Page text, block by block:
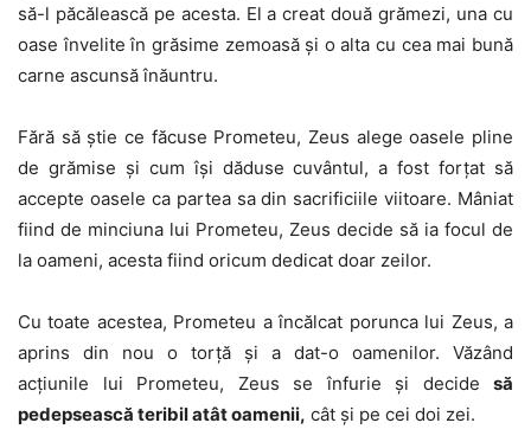
să-l păcălească pe acesta. El a creat două grămezi, una cu
oase învelite în grăsime zemoasă și o alta cu cea mai bună
carne ascunsă înăuntru.
Fără să știe ce făcuse Prometeu, Zeus alege oasele pline
de grămise și cum își dăduse cuvântul, a fost forțat să
accepte oasele ca partea sa din sacrificiile viitoare. Mâniat
fiind de minciuna lui Prometeu, Zeus decide să ia focul de
la oameni, acesta fiind oricum dedicat doar zeilor.
Cu toate acestea, Prometeu a încălcat porunca lui Zeus, a
aprins din nou o torță și a dat-o oamenilor. Văzând
acțiunile lui Prometeu, Zeus se înfurie și decide să
pedepsească teribil atât oamenii, cât și pe cei doi zei.